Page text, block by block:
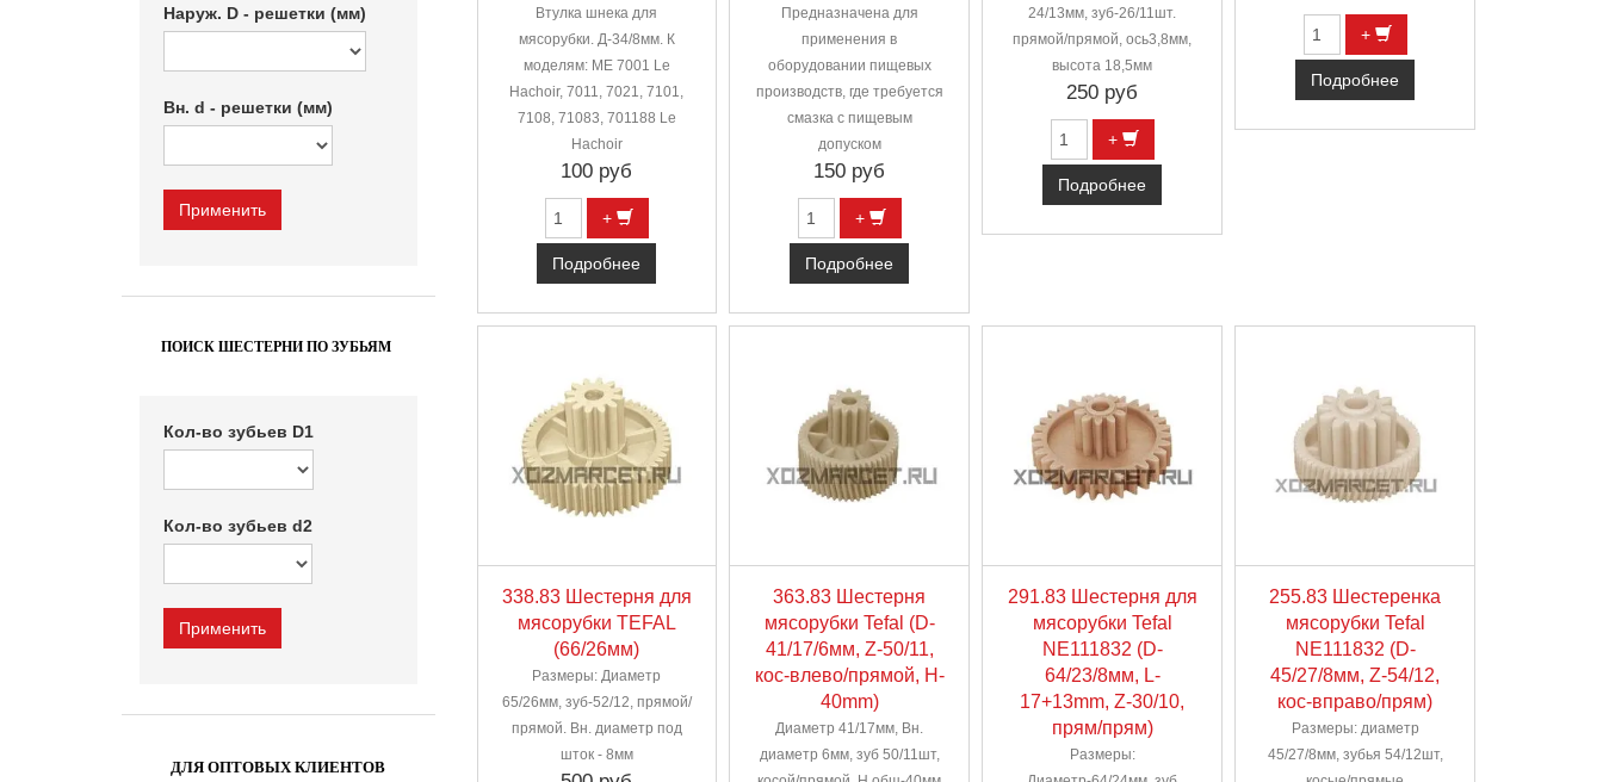
Втулка шнека для
мясорубки. Д-34/8мм. К
моделям: ME 7001 Le
Hachoir, 7011, 7021, 7101,
7108, 71083, 701188 Le
Hachoir
100 руб
+
Подробнее
Предназначена для
применения в
оборудовании пищевых
производств, где требуется
смазка с пищевым
допуском
150 руб
+
Подробнее
24/13мм, зуб-26/11шт.
прямой/прямой, ось3,8мм,
высота 18,5мм
250 руб
+
Подробнее
+
Подробнее
338.83 Шестерня для
мясорубки TEFAL
(66/26мм)
Размеры: Диаметр
65/26мм, зуб-52/12, прямой/
прямой. Вн. диаметр под
шток - 8мм
363.83 Шестерня
мясорубки Tefal (D-
41/17/6мм, Z-50/11,
кос-влево/прямой, H-
40mm)
Диаметр 41/17мм, Вн.
диаметр 6мм, зуб 50/11шт,
291.83 Шестерня для
мясорубки Tefal
NE111832 (D-
64/23/8мм, L-
17+13mm, Z-30/10,
прям/прям)
Размеры:
255.83 Шестеренка
мясорубки Tefal
NE111832 (D-
45/27/8мм, Z-54/12,
кос-вправо/прям)
Размеры: диаметр
45/27/8мм, зубья 54/12шт,
Наруж. D - решетки (мм)
Вн. d - решетки (мм)
ПОИСК ШЕСТЕРНИ ПО ЗУБЬЯМ
Кол-во зубьев D1
Кол-во зубьев d2
ДЛЯ ОПТОВЫХ КЛИЕНТОВ